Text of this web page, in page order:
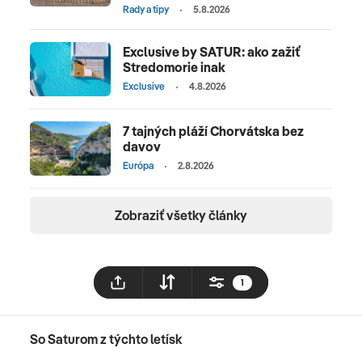
Rady a tipy 5.8.2026
Exclusive by SATUR: ako zažiť
Stredomorie inak
Exclusive 4.8.2026
7 tajných pláží Chorvátska bez
davov
Európa 2.8.2026
Zobraziť všetky články
1
So Saturom z týchto letísk